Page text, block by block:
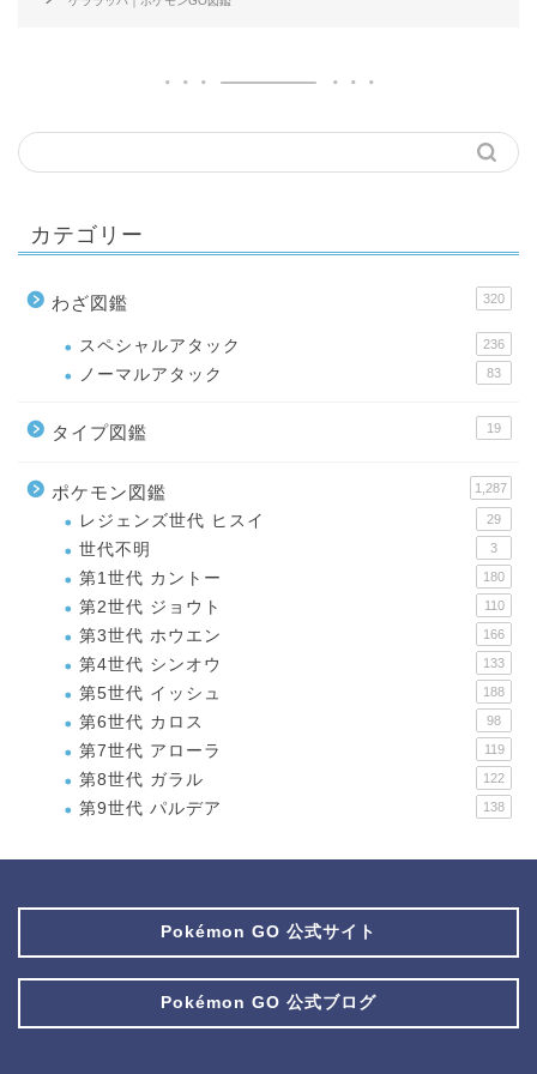
カテゴリー
わざ図鑑 320
スペシャルアタック 236
ノーマルアタック 83
タイプ図鑑 19
ポケモン図鑑 1,287
レジェンズ世代 ヒスイ 29
世代不明 3
第1世代 カントー 180
第2世代 ジョウト 110
第3世代 ホウエン 166
第4世代 シンオウ 133
第5世代 イッシュ 188
第6世代 カロス 98
第7世代 アローラ 119
第8世代 ガラル 122
第9世代 パルデア 138
Pokémon GO 公式サイト
Pokémon GO 公式ブログ